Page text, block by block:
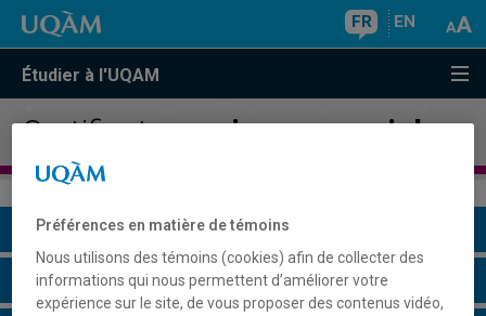
FR EN
Étudier à l'UQAM
Certificat ensciences sociales
Présentation du programme
Conditions d'admission
Préférences en matière de témoins
Nous utilisons des témoins (cookies) afin de collecter des
informations qui nous permettent d’améliorer votre
expérience sur le site, de vous proposer des contenus vidéo,